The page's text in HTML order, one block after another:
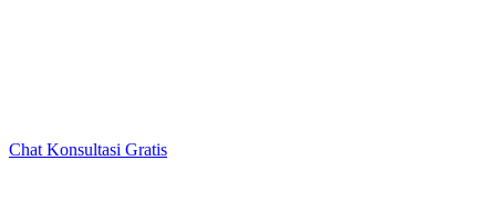
Chat Konsultasi Gratis